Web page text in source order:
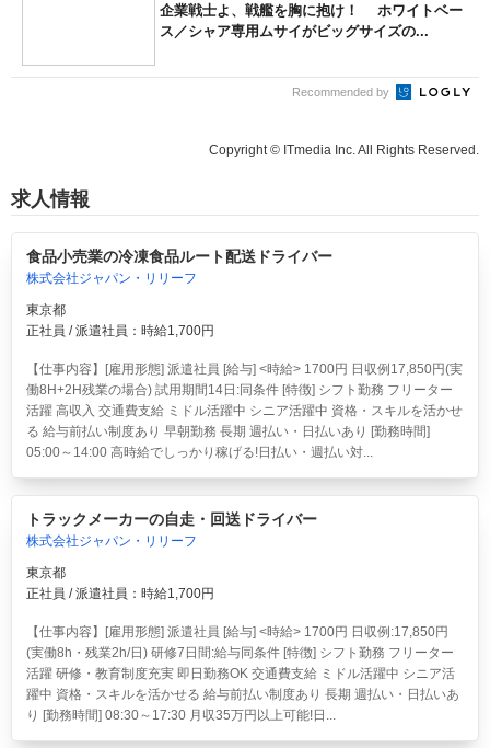
企業戦士よ、戦艦を胸に抱け！ ホワイトベー
ス／シャア専用ムサイがビッグサイズの...
Recommended by
Copyright © ITmedia Inc. All Rights Reserved.
求人情報
食品小売業の冷凍食品ルート配送ドライバー
株式会社ジャパン・リリーフ
東京都
正社員 / 派遣社員：時給1,700円
【仕事内容】[雇用形態] 派遣社員 [給与] <時給> 1700円 日収例17,850円(実
働8H+2H残業の場合) 試用期間14日:同条件 [特徴] シフト勤務 フリーター
活躍 高収入 交通費支給 ミドル活躍中 シニア活躍中 資格・スキルを活かせ
る 給与前払い制度あり 早朝勤務 長期 週払い・日払いあり [勤務時間]
05:00～14:00 高時給でしっかり稼げる!日払い・週払い対...
トラックメーカーの自走・回送ドライバー
株式会社ジャパン・リリーフ
東京都
正社員 / 派遣社員：時給1,700円
【仕事内容】[雇用形態] 派遣社員 [給与] <時給> 1700円 日収例:17,850円
(実働8h・残業2h/日) 研修7日間:給与同条件 [特徴] シフト勤務 フリーター
活躍 研修・教育制度充実 即日勤務OK 交通費支給 ミドル活躍中 シニア活
躍中 資格・スキルを活かせる 給与前払い制度あり 長期 週払い・日払いあ
り [勤務時間] 08:30～17:30 月収35万円以上可能!日...